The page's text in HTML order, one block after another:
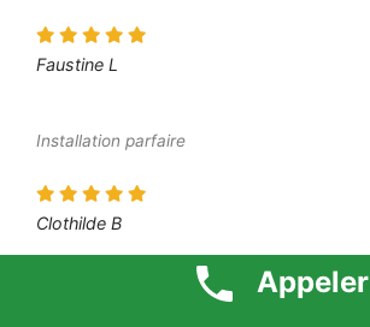
Faustine L
Installation parfaire
Clothilde B
Je suis vraiment satisfaite du travail fourni
Appeler